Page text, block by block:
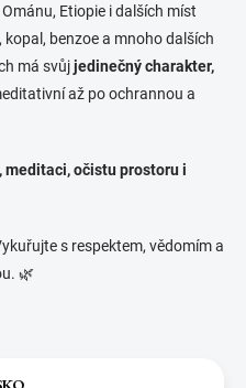
Ománu, Etiopie i dalších míst
, kopal, benzoe a mnoho dalších
má svůjjedinečný charakter,
až po ochrannou a
meditaci, očistu prostoru i
s respektem, vědomím a
🌿